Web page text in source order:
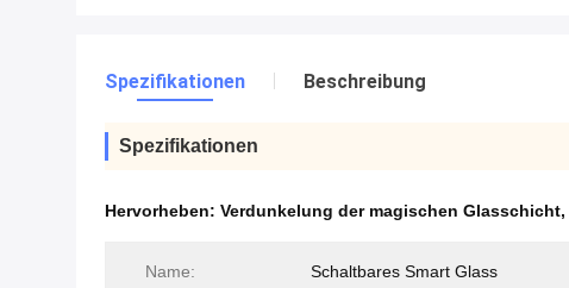
Spezifikationen Beschreibung
Spezifikationen
Hervorheben: Verdunkelung der magischen Glasschicht,
Name: Schaltbares Smart Glass